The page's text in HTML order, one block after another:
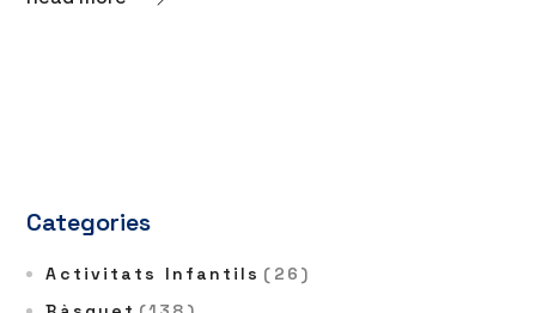
Categories
Activitats Infantils (26)